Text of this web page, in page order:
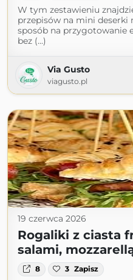
W tym zestawieniu
przepisów na mini deserki
sposób na przygotowanie
bez (...)
Via Gusto
viagusto.pl
19 czerwca 2026
Rogaliki z ciasta
salami,
8 3 Zapisz